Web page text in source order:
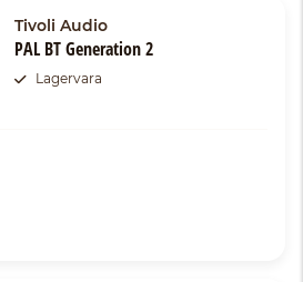
Tivoli Audio
PAL BT Generation 2
Lagervara